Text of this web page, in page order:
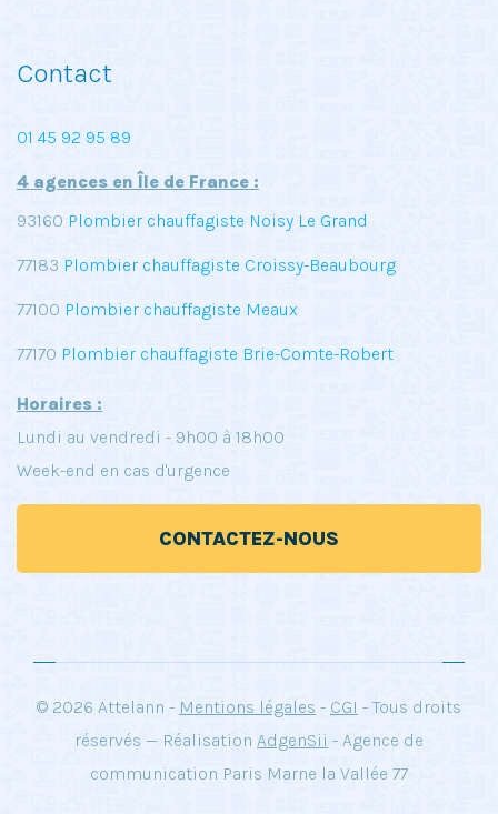
Contact
01 45 92 95 89
4 agences en Île de France :
93160 Plombier chauffagiste Noisy Le Grand
77183 Plombier chauffagiste Croissy-Beaubourg
77100 Plombier chauffagiste Meaux
77170 Plombier chauffagiste Brie-Comte-Robert
Horaires :
Lundi au vendredi - 9h00 à 18h00
Week-end en cas d'urgence
CONTACTEZ-NOUS
© 2026 Attelann - Mentions légales - CGI - Tous droits
réservés — Réalisation AdgenSii - Agence de
communication Paris Marne la Vallée 77